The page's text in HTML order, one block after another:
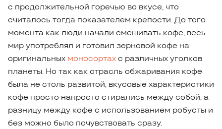
с продолжительной горечью во вкусе, что
считалось тогда показателем крепости. До того
момента как люди начали смешивать кофе, весь
мир употреблял и готовил зерновой кофе на
оригинальных моносортахс различных уголков
планеты. Но так как отрасль обжаривания кофе
была не столь развитой, вкусовые характеристики
кофе просто напросто стирались между собой, а
разницу между кофе с использованием робусты и
без можно было почувствовать сразу.